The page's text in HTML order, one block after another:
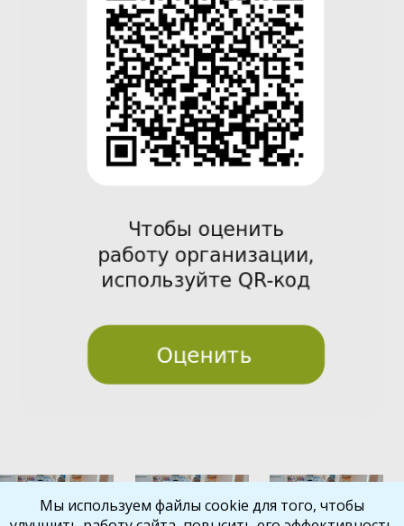
Мы используем файлы cookie для того, чтобы